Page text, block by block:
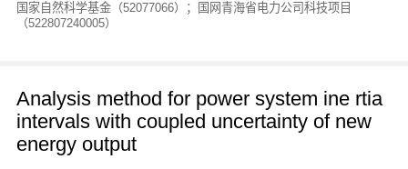
国家自然科学基金（52077066）；国网青海省电力公司科技项目
（522807240005）
Analysis method for power system ine rtia
intervals with coupled uncertainty of new
energy output